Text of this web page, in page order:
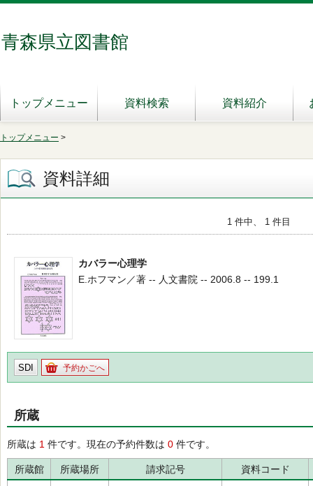
青森県立図書館
トップメニュー 資料検索 資料紹介
トップメニュー >
資料詳細
1 件中、 1 件目
カバラー心理学
E.ホフマン／著 -- 人文書院 -- 2006.8 -- 199.1
SDI 予約かごへ
所蔵
所蔵は 1 件です。現在の予約件数は 0 件です。
所蔵館 所蔵場所 請求記号 資料コード